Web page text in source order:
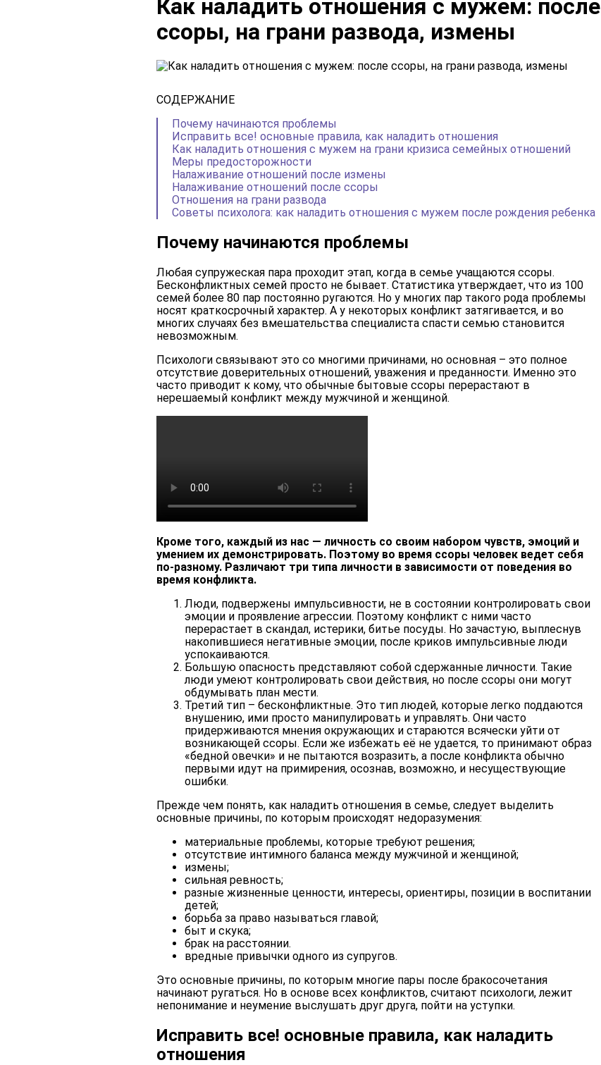
Как наладить отношения с мужем: после
ссоры, на грани развода, измены
СОДЕРЖАНИЕ
Почему начинаются проблемы
Исправить все! основные правила, как наладить отношения
Как наладить отношения с мужем на грани кризиса семейных отношений
Меры предосторожности
Налаживание отношений после измены
Налаживание отношений после ссоры
Отношения на грани развода
Советы психолога: как наладить отношения с мужем после рождения ребенка
Почему начинаются проблемы
Любая супружеская пара проходит этап, когда в семье учащаются ссоры.
Бесконфликтных семей просто не бывает. Статистика утверждает, что из 100
семей более 80 пар постоянно ругаются. Но у многих пар такого рода проблемы
носят краткосрочный характер. А у некоторых конфликт затягивается, и во
многих случаях без вмешательства специалиста спасти семью становится
невозможным.
Психологи связывают это со многими причинами, но основная – это полное
отсутствие доверительных отношений, уважения и преданности. Именно это
часто приводит к кому, что обычные бытовые ссоры перерастают в
нерешаемый конфликт между мужчиной и женщиной.
Кроме того, каждый из нас — личность со своим набором чувств, эмоций и
умением их демонстрировать. Поэтому во время ссоры человек ведет себя
по-разному. Различают три типа личности в зависимости от поведения во
время конфликта.
Люди, подвержены импульсивности, не в состоянии контролировать свои
эмоции и проявление агрессии. Поэтому конфликт с ними часто
перерастает в скандал, истерики, битье посуды. Но зачастую, выплеснув
накопившиеся негативные эмоции, после криков импульсивные люди
успокаиваются.
Большую опасность представляют собой сдержанные личности. Такие
люди умеют контролировать свои действия, но после ссоры они могут
обдумывать план мести.
Третий тип – бесконфликтные. Это тип людей, которые легко поддаются
внушению, ими просто манипулировать и управлять. Они часто
придерживаются мнения окружающих и стараются всячески уйти от
возникающей ссоры. Если же избежать её не удается, то принимают образ
«бедной овечки» и не пытаются возразить, а после конфликта обычно
первыми идут на примирения, осознав, возможно, и несуществующие
ошибки.
Прежде чем понять, как наладить отношения в семье, следует выделить
основные причины, по которым происходят недоразумения:
материальные проблемы, которые требуют решения;
отсутствие интимного баланса между мужчиной и женщиной;
измены;
сильная ревность;
разные жизненные ценности, интересы, ориентиры, позиции в воспитании
детей;
борьба за право называться главой;
быт и скука;
брак на расстоянии.
вредные привычки одного из супругов.
Это основные причины, по которым многие пары после бракосочетания
начинают ругаться. Но в основе всех конфликтов, считают психологи, лежит
непонимание и неумение выслушать друг друга, пойти на уступки.
Исправить все! основные правила, как наладить
отношения